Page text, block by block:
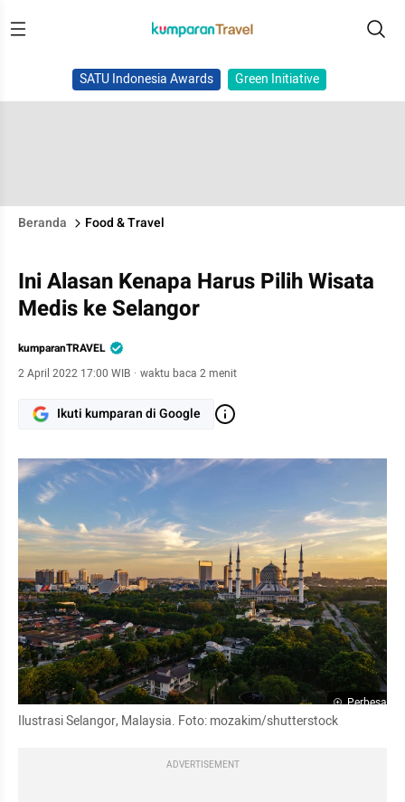
SATU Indonesia Awards Green Initiative
Beranda Food & Travel
Ini Alasan Kenapa Harus Pilih Wisata
Medis ke Selangor
kumparanTRAVEL
2 April 2022 17:00 WIB · waktu baca 2 menit
Ikuti kumparan di Google
Perbesar
Ilustrasi Selangor, Malaysia. Foto: mozakim/shutterstock
ADVERTISEMENT